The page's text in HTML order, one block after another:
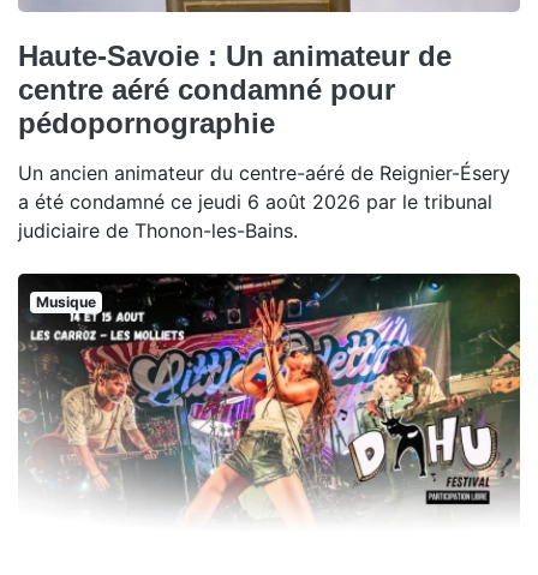
Haute-Savoie : Un animateur de
centre aéré condamné pour
pédopornographie
Un ancien animateur du centre-aéré de Reignier-Ésery
a été condamné ce jeudi 6 août 2026 par le tribunal
judiciaire de Thonon-les-Bains.
Musique